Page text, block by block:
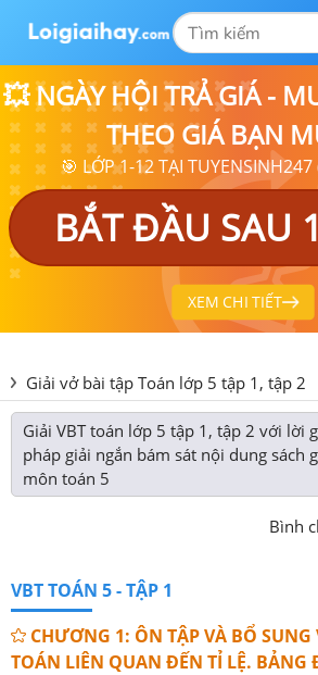
💥 NGÀY HỘI TRẢ GIÁ -
THEO GIÁ BẠN
🎯 LỚP 1-12 TẠI
BẮT ĐẦU SAU
XEM CHI TIẾT
Giải vở bài tập Toán lớp 5 tập 1, tập 2
Giải VBT toán lớp 5 tập 1, tập 2 với lời
pháp giải ngắn bám sát nội dung sách
môn toán 5
Bình
VBT TOÁN 5 - TẬP 1
CHƯƠNG 1: ÔN TẬP VÀ BỔ SUNG
TOÁN LIÊN QUAN ĐẾN TỈ LỆ. BẢNG